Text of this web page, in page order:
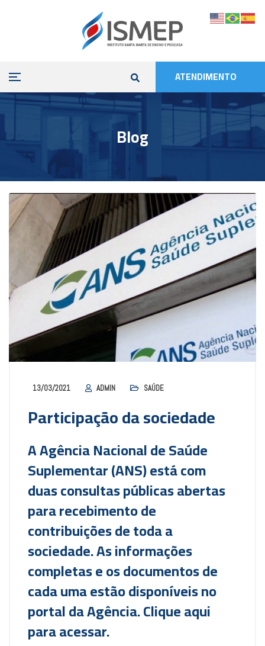
ATENDIMENTO
Blog
13/03/2021 ADMIN SAÚDE
Participação da sociedade
A Agência Nacional de Saúde
Suplementar (ANS) está com
duas consultas públicas abertas
para recebimento de
contribuições de toda a
sociedade. As informações
completas e os documentos de
cada uma estão disponíveis no
portal da Agência.Clique aqui
para acessar.